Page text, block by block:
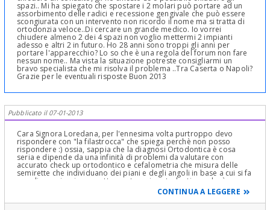
spazi.. Mi ha spiegato che spostare i 2 molari può portare ad un
assorbimento delle radici e recessione gengivale che può essere
scongiurata con un intervento non ricordo il nome ma si tratta di
ortodonzia veloce..Di cercare un grande medico. Io vorrei
chiudere almeno 2 dei 4 spazi non voglio mettermi 2 impianti
adesso e altri 2 in futuro. Ho 28 anni sono troppi gli anni per
portare l'apparecchio? Lo so che è una regola del forum non fare
nessun nome.. Ma vista la situazione potreste consigliarmi un
bravo specialista che mi risolva il problema ..Tra Caserta o Napoli?
Grazie per le eventuali risposte Buon 2013
Pubblicato il 07-01-2013
Cara Signora Loredana, per l'ennesima volta purtroppo devo
rispondere con "la filastrocca" che spiega perchè non posso
rispondere :) ossia, sappia che la diagnosi Ortodontica è cosa
seria e dipende da una infinità di problemi da valutare con
accurato check up ortodontico e cefalometria che misura delle
semirette che individuano dei piani e degli angoli in base a cui si fa
una diagnosi e si prospetta una terapia ortodontica e che è
compreso in più visite, rilievi di dati e soprattutto uno studio a
"tavolino" dei problemi da correggere; è come una progettazione
matematica di una espressione, di un problema che la cui
CONTINUA A LEGGERE